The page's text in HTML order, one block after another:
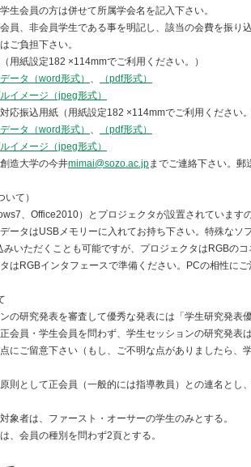
の方は併せて所属学会名を記入下さい。
員学生である事を明記し、該当の会費を振り込
担下さい。
定182 ×114mmでご利用ください。）
ータ（word形式） 、
（pdf形式）
イメージ（jpeg形式）
用紙（用紙設定182 ×114mmでご利用ください。
ータ（word形式） 、
（pdf形式）
イメージ（jpeg形式）
大学の今井mimai@sozo.ac.jpまでご連絡下さい。郵
て）
、Office2010）とプロジェクタが設置されています
ータはUSBメモリーに入れてお持ち下さい。特殊なソ
いただくことも可能ですが、プロジェクタはRGBの
はRGBインタフェースで準備ください。PCの相性にご
の研究発表を審査して優秀な発表には「学生研究発表
会員・学生会員を問わず、学生セッションの研究発表
にご留意下さい（もし、ご不明な点がありましたら、
則として正会員（一般的には指導教員）との連名とし
象者は、ファースト・オーサーの学生のみとする。
、会員の種別を問わず2頁とする。